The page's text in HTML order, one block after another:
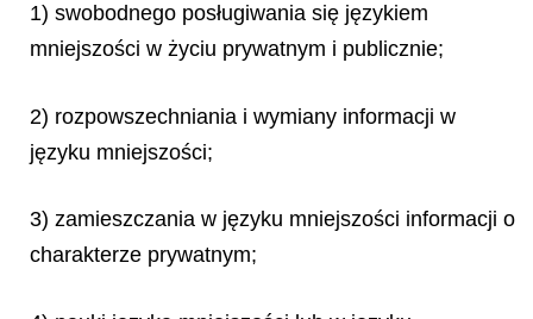
1) swobodnego posługiwania się językiem
mniejszości w życiu prywatnym i publicznie;
2) rozpowszechniania i wymiany informacji w
języku mniejszości;
3) zamieszczania w języku mniejszości informacji o
charakterze prywatnym;